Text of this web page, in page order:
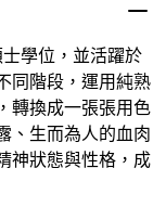
學位，並活躍於
同階段，運用純熟
轉換成一張張用色
、生而為人的血肉
神狀態與性格，成